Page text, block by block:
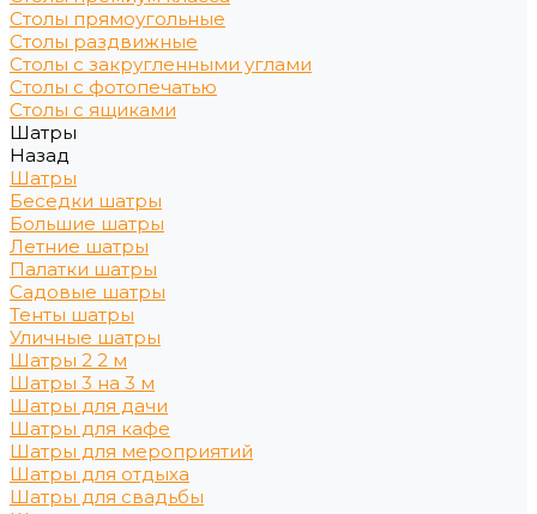
Столы прямоугольные
Столы раздвижные
Столы с закругленными углами
Столы с фотопечатью
Столы с ящиками
Шатры
Назад
Шатры
Беседки шатры
Большие шатры
Летние шатры
Палатки шатры
Садовые шатры
Тенты шатры
Уличные шатры
Шатры 2 2 м
Шатры 3 на 3 м
Шатры для дачи
Шатры для кафе
Шатры для мероприятий
Шатры для отдыха
Шатры для свадьбы